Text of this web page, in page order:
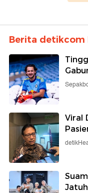
Berita detikcom
Viral